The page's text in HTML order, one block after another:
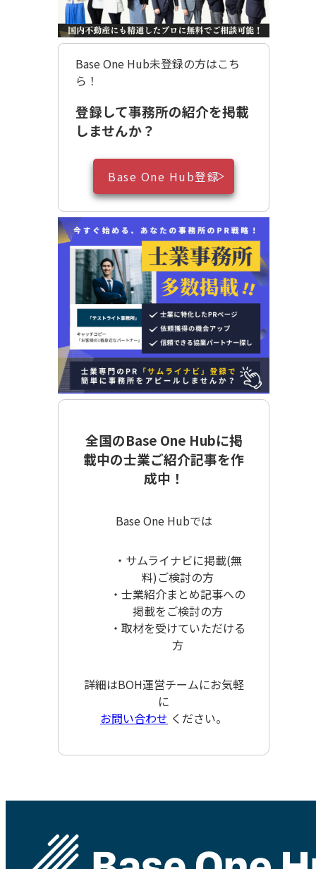
Base One Hub未登録の方はこち
ら！
登録して事務所の紹介を掲載
しませんか？
Base One Hub登録
全国のBase One Hubに掲
載中の士業ご紹介記事を作
成中！
Base One Hubでは
・サムライナビに掲載(無
料)ご検討の方
・士業紹介まとめ記事への
掲載をご検討の方
・取材を受けていただける
方
詳細はBOH運営チームにお気軽
に
お問い合わせ ください。